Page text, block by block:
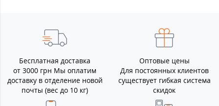
Бесплатная доставка
от 3000 грн Мы оплатим
доставку в отделение новой
почты (вес до 10 кг)
Оптовые цены
Для постоянных клиентов
существует гибкая система
скидок